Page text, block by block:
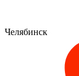
Челябинск